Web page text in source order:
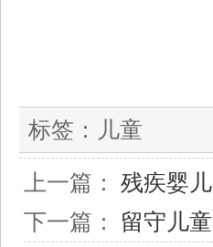
标签： 儿童
上一篇： 残疾婴
下一篇： 留守儿